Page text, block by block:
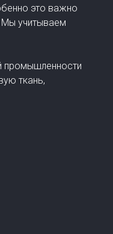
это важно
Мы учитываем
промышленности
ткань,